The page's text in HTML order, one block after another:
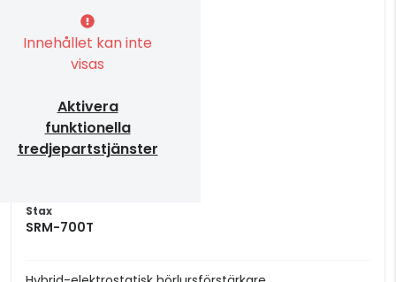
Innehållet kan inte
visas
Aktivera
funktionella
tredjepartstjänster
Stax
SRM-700T